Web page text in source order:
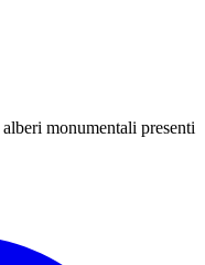
monumentali presenti